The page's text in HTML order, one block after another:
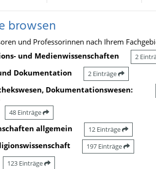
browsen
und Professorinnen nach Ihrem
und Medienwissenschaften
2
Dokumentation 2 Einträge
Dokumentationswesen:
48 Einträge
allgemein 12 Einträge
197 Einträge
123 Einträge